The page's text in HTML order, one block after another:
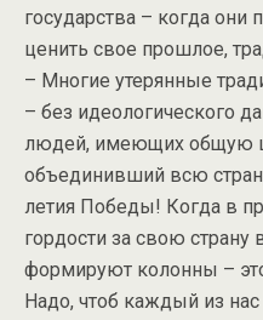
государства – когда
ценить свое прошлое,
– Многие утерянные
– без идеологического
людей, имеющих общую
объединивший всю
летия Победы! Когда в
гордости за свою страну
формируют колонны –
Надо, чтоб каждый из